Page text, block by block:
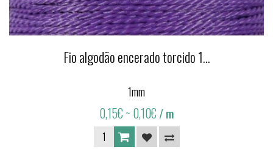
Fio algodão encerado torcido 1...
1mm
0,15€~ 0,10€/ m